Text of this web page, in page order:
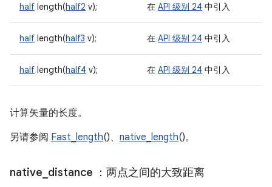
half length(half2 v); 在 API 级别 24 中引入
half length(half3 v); 在 API 级别 24 中引入
half length(half4 v); 在 API 级别 24 中引入
计算矢量的长度。
另请参阅 Fast_length()、 native_length()。
native distance ：两点之间的大致距离